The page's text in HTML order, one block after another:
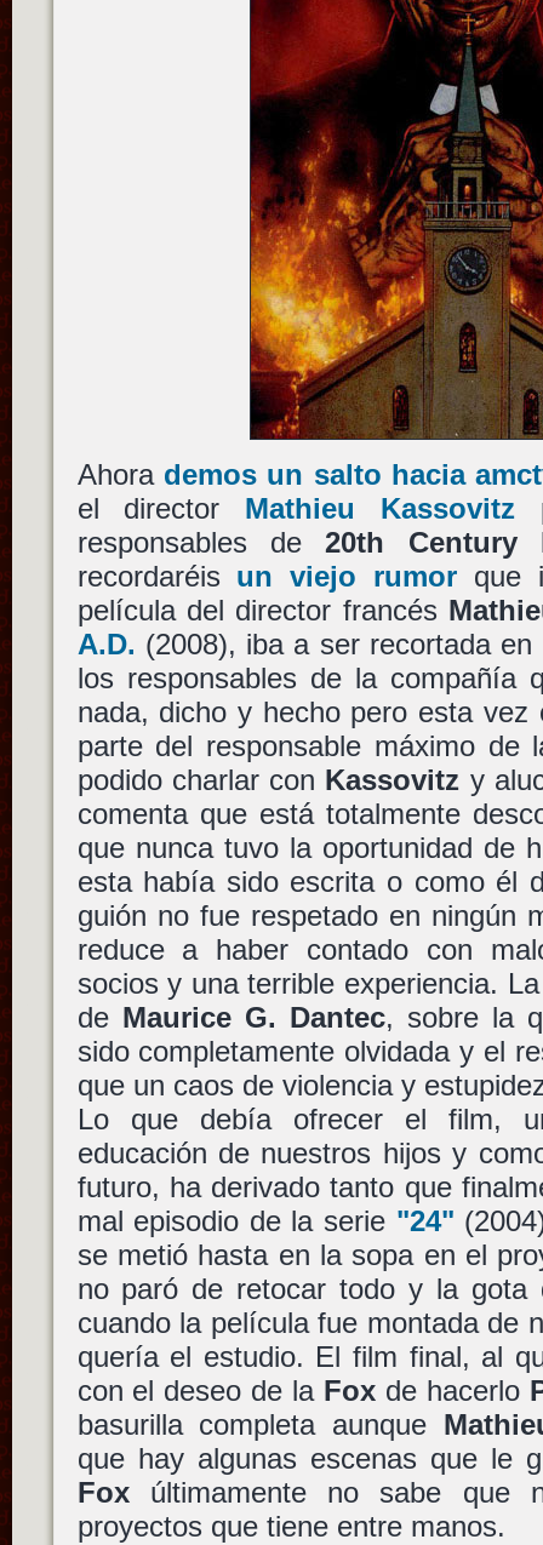
Ahora demos un salto hacia
el director Mathieu Kassovitz
responsables de20th Century
recordaréis un viejo rumor que
película del director francés
A.D. (2008), iba a ser recortada
los responsables de la compañía
nada, dicho y hecho pero esta vez
parte del responsable máximo de
podido charlar con Kassovitz y
comenta que está totalmente
que nunca tuvo la oportunidad de
esta había sido escrita o como él
guión no fue respetado en ningún
reduce a haber contado con
socios y una terrible experiencia.
de Maurice G. Dantec, sobre la
sido completamente olvidada y el
que un caos de violencia y
Lo que debía ofrecer el film,
educación de nuestros hijos y
futuro, ha derivado tanto que
mal episodio de la serie "24"
se metió hasta en la sopa en el
no paró de retocar todo y la gota
cuando la película fue montada de
quería el estudio. El film final, al
con el deseo de la Fox de hacerlo
basurilla completa aunque
que hay algunas escenas que le
Foxúltimamente no sabe que
proyectos que tiene entre manos.